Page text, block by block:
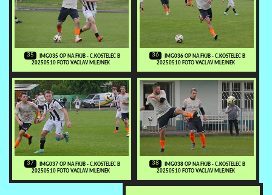
35
IMG035 OP NA FKJB - C.KOSTELEC B
20250510 FOTO VACLAV MLEJNEK
36
IMG036 OP NA FKJB - C.KOSTELEC B
20250510 FOTO VACLAV MLEJNEK
37
IMG037 OP NA FKJB - C.KOSTELEC B
20250510 FOTO VACLAV MLEJNEK
38
IMG038 OP NA FKJB - C.KOSTELEC B
20250510 FOTO VACLAV MLEJNEK